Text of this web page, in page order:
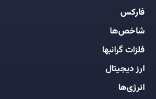
فارکس
شاخص‌ها
فلزات گرانبها
ارز دیجیتال
انرژی‌ها